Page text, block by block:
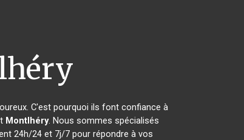
C'est pourquoi ils font confiance à
Montlhéry. Nous sommes spécialisés
24h/24 et 7j/7 pour répondre à vos